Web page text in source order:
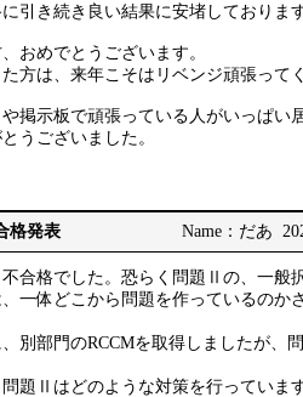
引き続き良い結果に安堵しておりま
おめでとうございます。
方は、来年こそはリベンジ頑張って
掲示板で頑張っている人がいっぱ
うございました。
格発表 Name：だあ
合格でした。恐らく問題Ⅱの、一般
、一体どこから問題を作っているの
別部門のRCCMを取得しましたが
問題Ⅱはどのような対策を行っていま